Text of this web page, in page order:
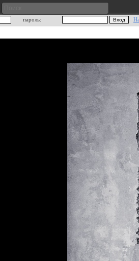
пароль: